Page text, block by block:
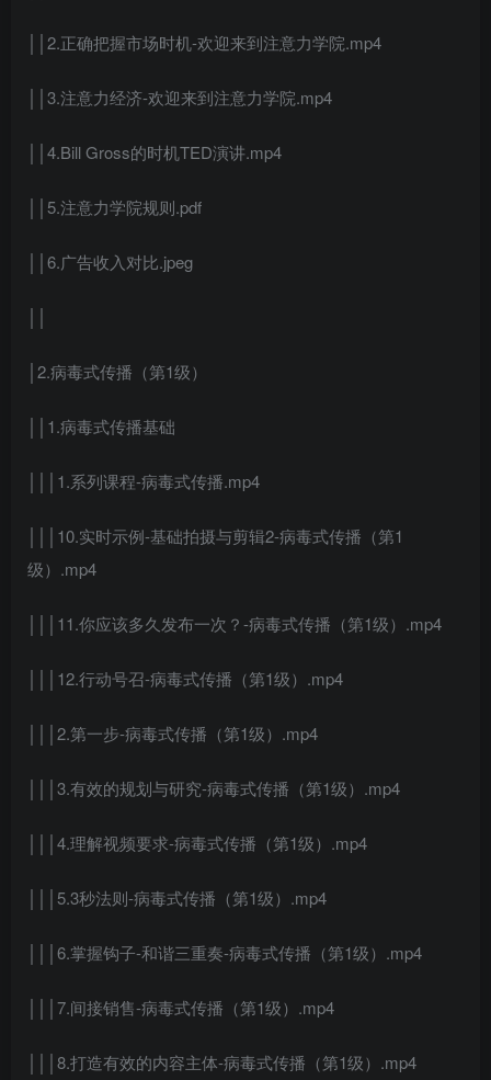
││2.正确把握市场时机-欢迎来到注意力学院.mp4
││3.注意力经济-欢迎来到注意力学院.mp4
││4.Bill Gross的时机TED演讲.mp4
││5.注意力学院规则.pdf
││6.广告收入对比.jpeg
│2.病毒式传播（第1级）
││1.病毒式传播基础
│││1.系列课程-病毒式传播.mp4
│││10.实时示例-基础拍摄与剪辑2-病毒式传播（第1
级）.mp4
│││11.你应该多久发布一次？-病毒式传播（第1级）.mp4
│││12.行动号召-病毒式传播（第1级）.mp4
│││2.第一步-病毒式传播（第1级）.mp4
│││3.有效的规划与研究-病毒式传播（第1级）.mp4
│││4.理解视频要求-病毒式传播（第1级）.mp4
│││5.3秒法则-病毒式传播（第1级）.mp4
│││6.掌握钩子-和谐三重奏-病毒式传播（第1级）.mp4
│││7.间接销售-病毒式传播（第1级）.mp4
│││8.打造有效的内容主体-病毒式传播（第1级）.mp4